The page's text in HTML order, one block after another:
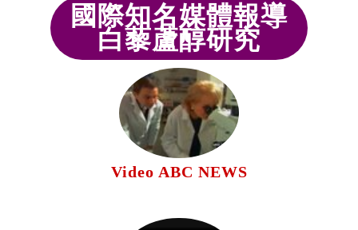
國際知名媒體報導
白藜蘆醇研究
Video ABC NEWS